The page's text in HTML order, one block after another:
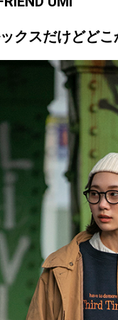
クスだけどど